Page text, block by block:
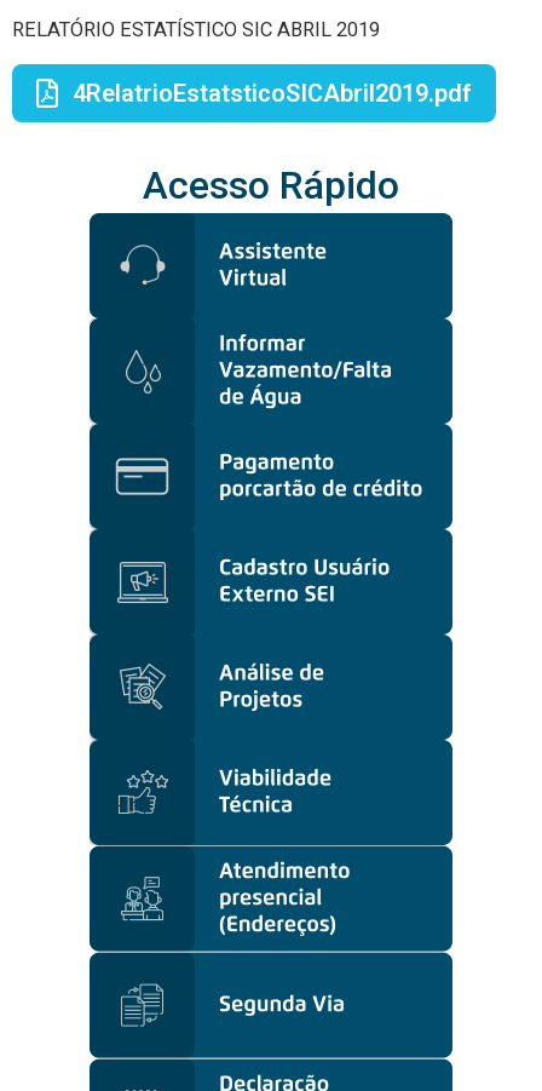
RELATÓRIO ESTATÍSTICO SIC ABRIL 2019
4RelatrioEstatsticoSICAbril2019.pdf
Acesso Rápido